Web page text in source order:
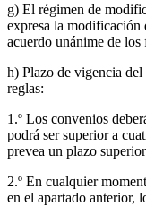
g) El régimen de
expresa la modificación
acuerdo unánime de los
h) Plazo de vigencia
reglas:
1.º Los convenios
podrá ser superior a
prevea un plazo
2.º En cualquier
en el apartado anterior,